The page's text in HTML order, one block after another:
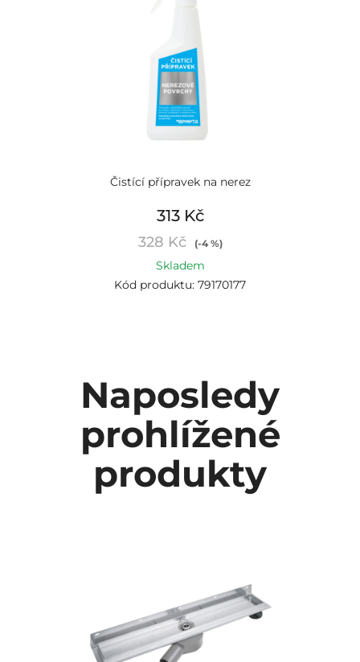
Čistící přípravek na nerez
313 Kč
328 Kč (-4 %)
Skladem
Kód produktu: 79170177
Naposledy
prohlížené
produkty